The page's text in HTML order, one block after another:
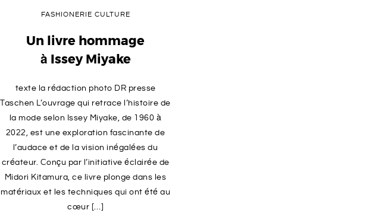
FASHIONERIE CULTURE
Un livre hommage
à Issey Miyake
texte la rédaction photo DR presse
Taschen L’ouvrage qui retrace l’histoire de
la mode selon Issey Miyake, de 1960 à
2022, est une exploration fascinante de
l’audace et de la vision inégalées du
créateur. Conçu par l’initiative éclairée de
Midori Kitamura, ce livre plonge dans les
matériaux et les techniques qui ont été au
cœur […]